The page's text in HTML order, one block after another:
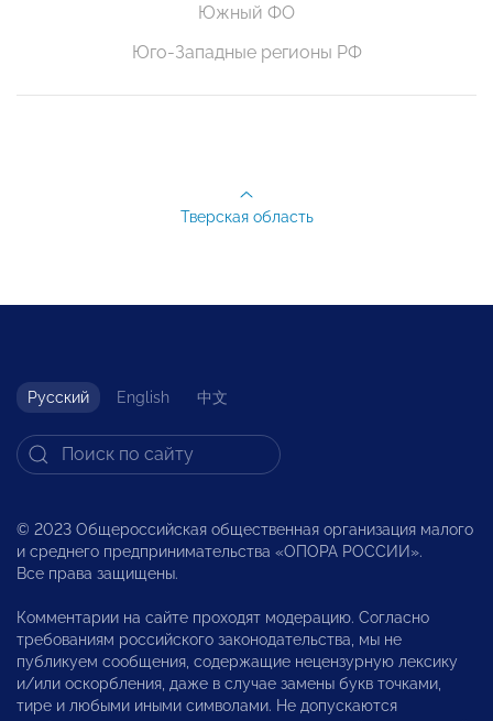
Южный ФО
Юго-Западные регионы РФ
Тверская область
Русский English 中文
© 2023 Общероссийская общественная организация малого
и среднего предпринимательства «ОПОРА РОССИИ».
Все права защищены.
Комментарии на сайте проходят модерацию. Согласно
требованиям российского законодательства, мы не
публикуем сообщения, содержащие нецензурную лексику
и/или оскорбления, даже в случае замены букв точками,
тире и любыми иными символами. Не допускаются